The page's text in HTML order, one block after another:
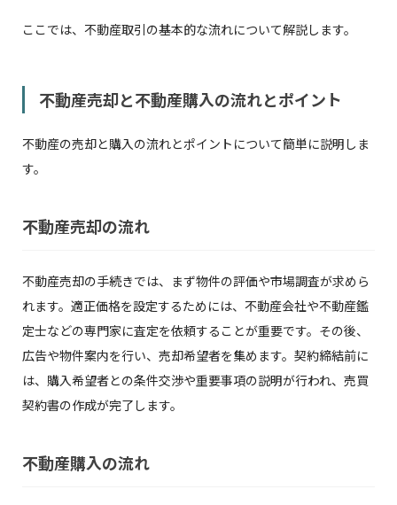
ここでは、不動産取引の基本的な流れについて解説します。
不動産売却と不動産購入の流れとポイント
不動産の売却と購入の流れとポイントについて簡単に説明しま
す。
不動産売却の流れ
不動産売却の手続きでは、まず物件の評価や市場調査が求めら
れます。適正価格を設定するためには、不動産会社や不動産鑑
定士などの専門家に査定を依頼することが重要です。その後、
広告や物件案内を行い、売却希望者を集めます。契約締結前に
は、購入希望者との条件交渉や重要事項の説明が行われ、売買
契約書の作成が完了します。
不動産購入の流れ